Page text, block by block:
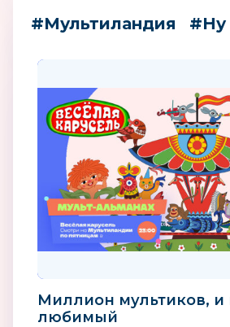
#Мультиландия #Ну
Миллион мультиков,
любимый